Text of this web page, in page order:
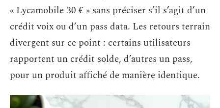
« Lycamobile 30 € » sans préciser s’il s’agit d’un
crédit voix ou d’un pass data. Les retours terrain
divergent sur ce point : certains utilisateurs
rapportent un crédit solde, d’autres un pass,
pour un produit affiché de manière identique.